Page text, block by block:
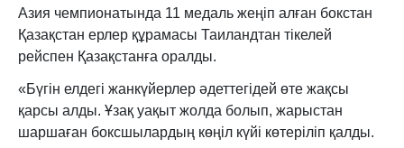
Азия чемпионатында 11 медаль жеңіп алған бокстан
Қазақстан ерлер құрамасы Таиландтан тікелей
рейспен Қазақстанға оралды.
«Бүгін елдегі жанкүйерлер әдеттегідей өте жақсы
қарсы алды. Ұзақ уақыт жолда болып, жарыстан
шаршаған боксшылардың көңіл күйі көтеріліп қалды.